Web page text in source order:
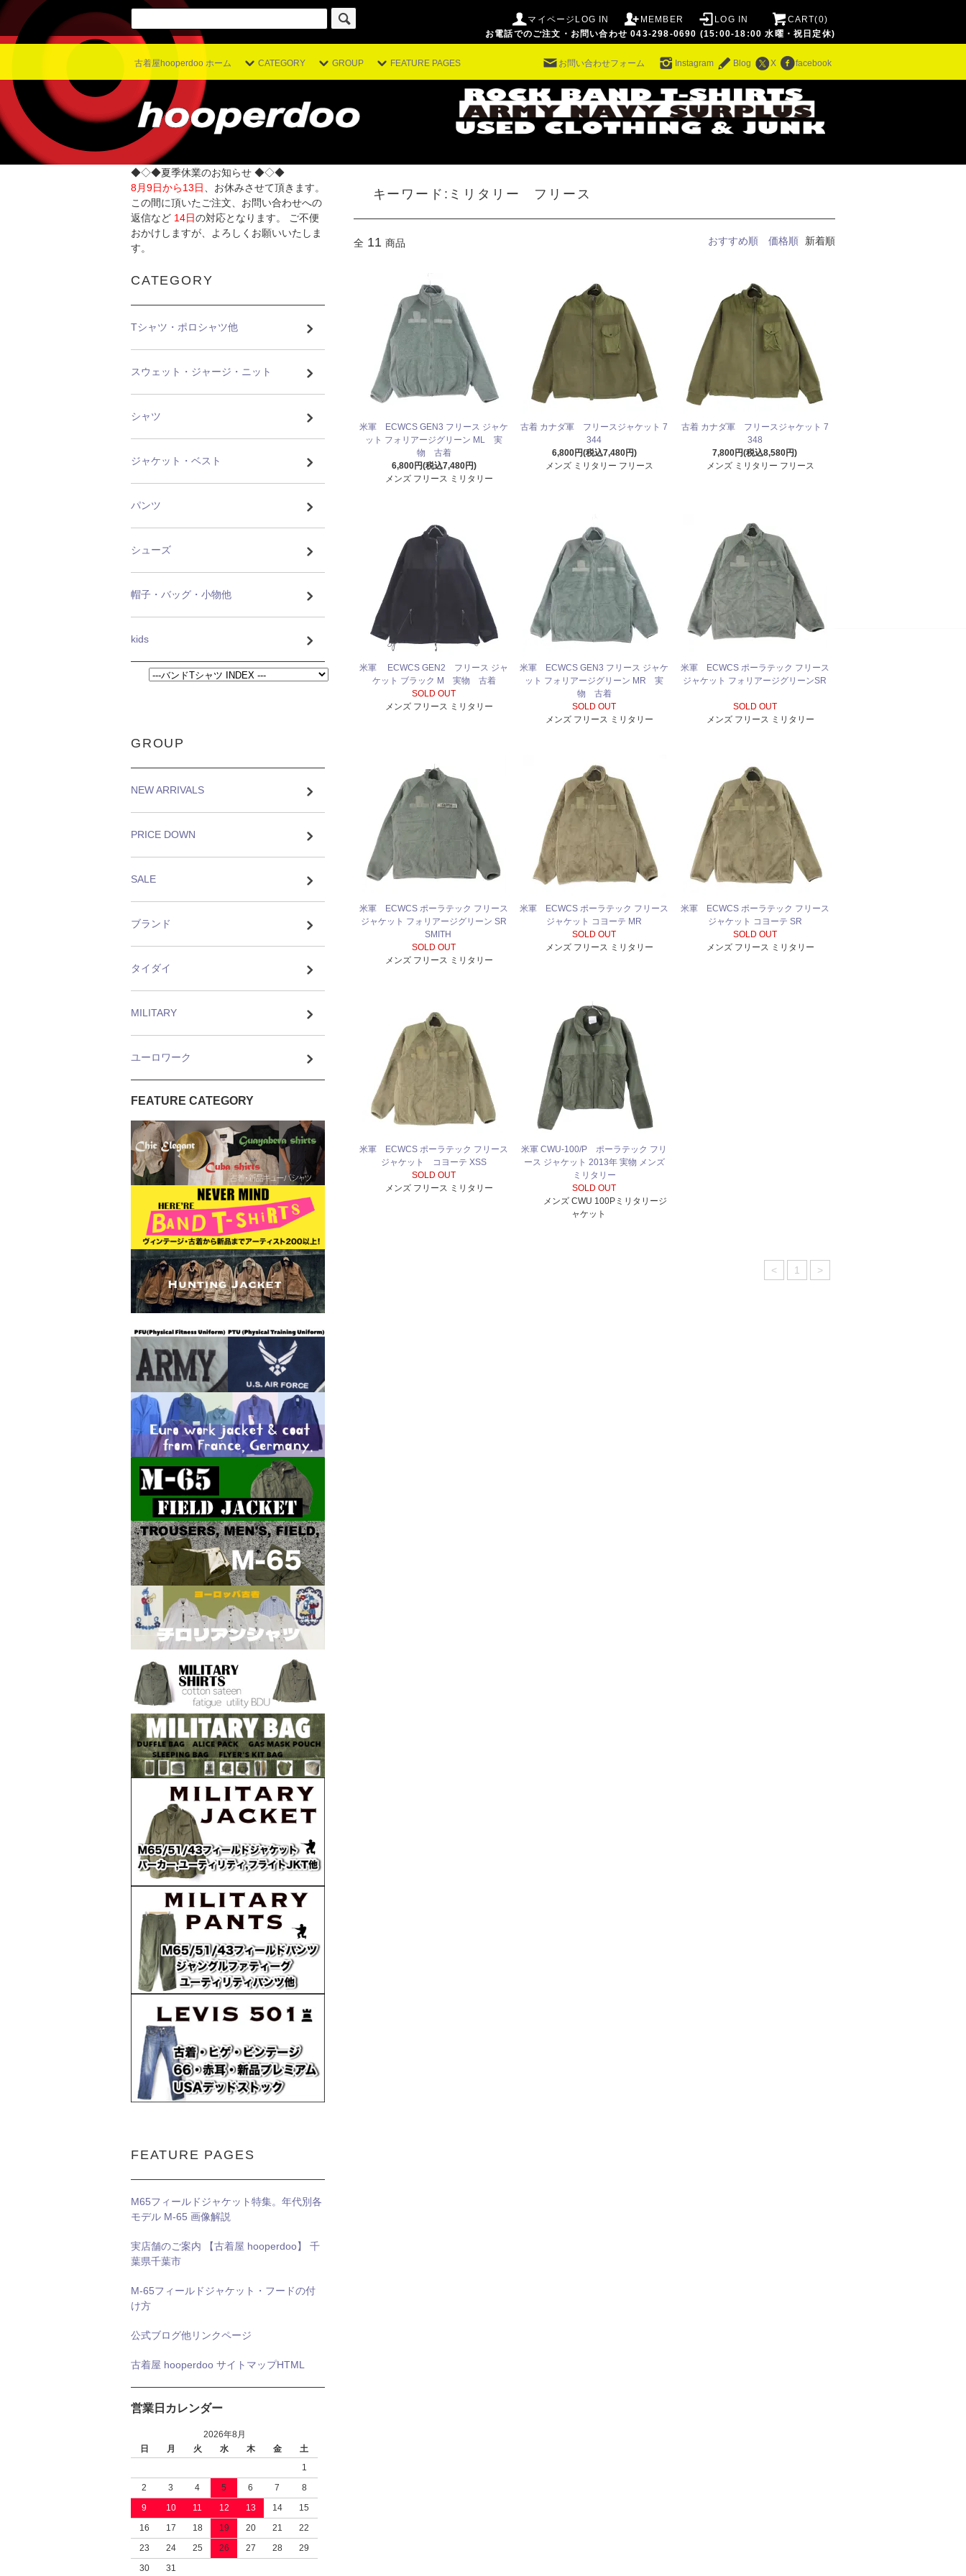
マイページLOG IN MEMBER LOG IN
CART(0)
お電話でのご注文・お問い合わせ 043-298-0690 (15:00-18:00 水曜・祝日定休)
古着屋hooperdoo ホーム CATEGORY GROUP FEATURE PAGES お問い合わせフォーム Instagram Blog X facebook
キーワード:ミリタリー フリース
全 11 商品 おすすめ順 価格順 新着順
米軍 ECWCS GEN3 フリース ジャケ
ット フォリアージグリーン ML 実
物 古着
6,800円(税込7,480円)
メンズ フリース ミリタリー
古着 カナダ軍 フリースジャケット 7
344
6,800円(税込7,480円)
メンズ ミリタリー フリース
古着 カナダ軍 フリースジャケット 7
348
7,800円(税込8,580円)
メンズ ミリタリー フリース
米軍 ECWCS GEN2 フリース ジャ
ケット ブラック M 実物 古着
SOLD OUT
メンズ フリース ミリタリー
米軍 ECWCS GEN3 フリース ジャケ
ット フォリアージグリーン MR 実
物 古着
SOLD OUT
メンズ フリース ミリタリー
米軍 ECWCS ポーラテック フリース
ジャケット フォリアージグリーンSR
SOLD OUT
メンズ フリース ミリタリー
米軍 ECWCS ポーラテック フリース
ジャケット フォリアージグリーン SR
SMITH
SOLD OUT
メンズ フリース ミリタリー
米軍 ECWCS ポーラテック フリース
ジャケット コヨーテ MR
SOLD OUT
メンズ フリース ミリタリー
米軍 ECWCS ポーラテック フリース
ジャケット コヨーテ SR
SOLD OUT
メンズ フリース ミリタリー
米軍 ECWCS ポーラテック フリース
ジャケット コヨーテ XSS
SOLD OUT
メンズ フリース ミリタリー
米軍 CWU-100/P ポーラテック フリ
ース ジャケット 2013年 実物 メンズ
ミリタリー
SOLD OUT
メンズ CWU 100Pミリタリージ
ャケット
< 1 >
◆◇◆夏季休業のお知らせ ◆◇◆
8月9日から13日
、お休みさせて頂きます。
この間に頂いたご注文、お問い合わせへの
返信など 14日の対応となります。 ご不便
おかけしますが、よろしくお願いいたしま
す。
CATEGORY
Tシャツ・ポロシャツ他
スウェット・ジャージ・ニット
シャツ
ジャケット・ベスト
パンツ
シューズ
帽子・バッグ・小物他
kids
GROUP
NEW ARRIVALS
PRICE DOWN
SALE
ブランド
タイダイ
MILITARY
ユーロワーク
FEATURE CATEGORY
FEATURE PAGES
M65フィールドジャケット特集。年代別各
モデル M-65 画像解説
実店舗のご案内 【古着屋 hooperdoo】 千
葉県千葉市
M-65フィールドジャケット・フードの付
け方
公式ブログ他リンクページ
古着屋 hooperdoo サイトマップHTML
営業日カレンダー
2026年8月
日
月 火 水 木 金
土
1
2
3 4 5 6 7
8
9
10 11 12 13 14
15
16
17 18 19 20 21
22
23
24 25 26 27 28
29
30
31